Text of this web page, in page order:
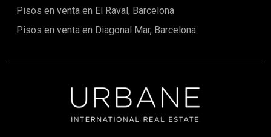
completamente nueva que se integra perfectamente con el
encanto arquitectónico circundante.Con sus acabados
impecables, características de alta gama y ubicación
para la adquisición de vivienda y la inversión. No pierdas la
aprovechar las posibilidades ilimitadas que ofrece.
Pisos en venta en El Raval, Barcelona
Pisos en venta en Diagonal Mar, Barcelona